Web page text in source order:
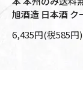
旭酒造 日本酒 ク
6,435円(税585円)